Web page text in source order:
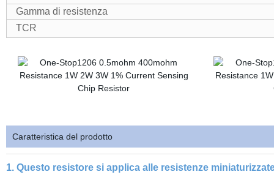
Gamma di resistenza
TCR
Caratteristica del prodotto
1. Questo resistore si applica alle resistenze